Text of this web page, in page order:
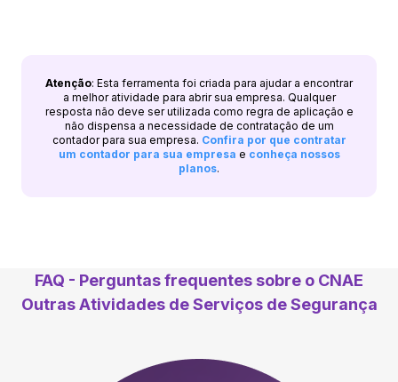
Atenção: Esta ferramenta foi criada para ajudar a encontrar
a melhor atividade para abrir sua empresa. Qualquer
resposta não deve ser utilizada como regra de aplicação e
não dispensa a necessidade de contratação de um
contador para sua empresa. Confira por que contratar
um contador para sua empresa e conheça nossos
planos.
FAQ - Perguntas frequentes sobre o CNAE
Outras Atividades de Serviços de Segurança